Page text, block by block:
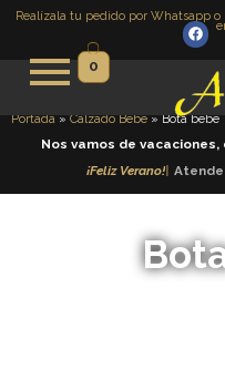
contenido
Realízala tu pedido por Whatsapp o
F
a
c
o
o
k
0
Portada»Calzado Bebé»Bota bebé
Nos vamos de
¡Feliz Verano!|